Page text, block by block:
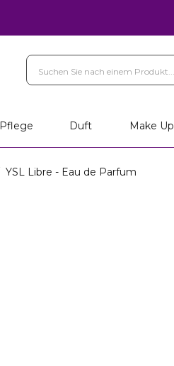
Pflege Duft Make Up
YSL Libre - Eau de Parfum